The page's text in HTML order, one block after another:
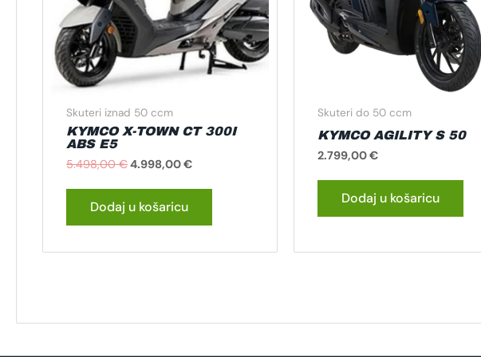
Skuteri iznad 50 ccm
KYMCO X-TOWN CT 300I
ABS E5
5.498,00€4.998,00€
Dodaj u košaricu
Skuteri do 50 ccm
KYMCO AGILITY S 50
2.799,00€
Dodaj u košaricu